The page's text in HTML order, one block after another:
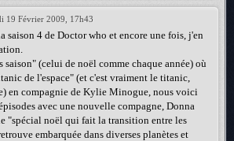
19 Février 2009, 17h43
saison 4 de Doctor who et encore une fois, j'en
saison" (celui de noël comme chaque année) où
de l'espace" (et c'est vraiment le titanic,
en compagnie de Kylie Minogue, nous voici
avec une nouvelle compagne, Donna
"spécial noël qui fait la transition entre les
embarquée dans diverses planètes et